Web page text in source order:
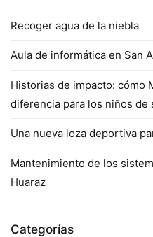
Recoger agua de la niebla
Aula de informática en San
Historias de impacto: cómo
diferencia para los niños de
Una nueva loza deportiva
Mantenimiento de los
Huaraz
Categorías